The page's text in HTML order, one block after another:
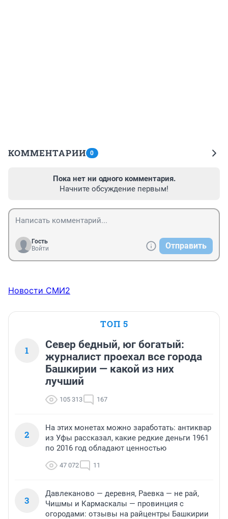
КОММЕНТАРИИ 0
Пока нет ни одного комментария.
Начните обсуждение первым!
Гость
Войти
Отправить
Новости СМИ2
ТОП 5
1
Север бедный, юг богатый:
журналист проехал все города
Башкирии — какой из них
лучший
105 313 167
2
На этих монетах можно заработать: антиквар
из Уфы рассказал, какие редкие деньги 1961
по 2016 год обладают ценностью
47 072 11
3
Давлеканово — деревня, Раевка — не рай,
Чишмы и Кармаскалы — провинция с
огородами: отзывы на райцентры Башкирии